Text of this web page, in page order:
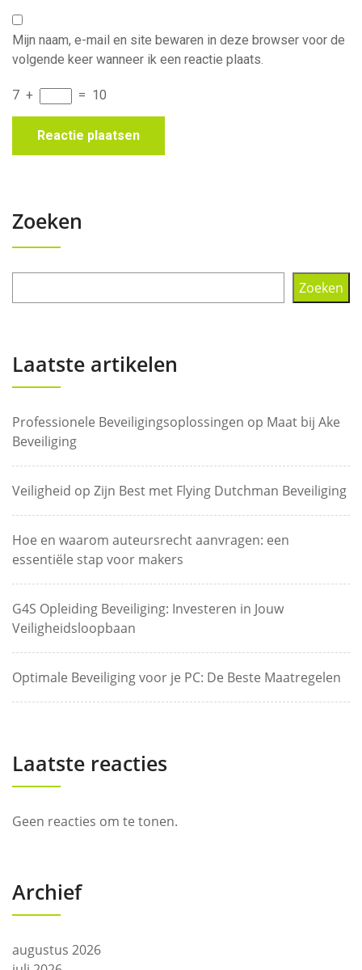
Mijn naam, e-mail en site bewaren in deze browser voor de
volgende keer wanneer ik een reactie plaats.
7 + = 10
Zoeken
Zoeken
Laatste artikelen
Professionele Beveiligingsoplossingen op Maat bij Ake
Beveiliging
Veiligheid op Zijn Best met Flying Dutchman Beveiliging
Hoe en waarom auteursrecht aanvragen: een
essentiële stap voor makers
G4S Opleiding Beveiliging: Investeren in Jouw
Veiligheidsloopbaan
Optimale Beveiliging voor je PC: De Beste Maatregelen
Laatste reacties
Geen reacties om te tonen.
Archief
augustus 2026